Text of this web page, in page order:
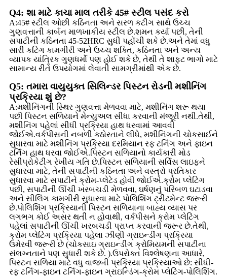
Q4: શા માટે કાચા માલ તરીકે 45# સ્ટીલ પસંદ કરો
A:45# સ્ટીલ ઓછી કઠિનતા અને સરળ કટીંગ સાથે ઉચ્ચ
ગુણવત્તાની કાર્બન માળખાકીય સ્ટીલ છે.શમન કર્યા પછી, તેની
સપાટીની કઠિનતા 45-52HRC સુધી પહોંચી શકે છે.અને તેમાં વધુ
સારી કટિંગ કામગીરી અને ઉચ્ચ શક્તિ, કઠિનતા અને અન્ય
વ્યાપક યાંત્રિક ગુણધર્મો પણ હોઈ શકે છે, તેથી તે શાફ્ટ ભાગો માટે
સામાન્ય રીતે ઉપયોગમાં લેવાતી સામગ્રીમાંથી એક છે.
Q5: તમારા વાયુયુક્ત સિલિન્ડર પિસ્ટન રોડની મશીનિંગ
પ્રક્રિયા શું છે?
A:મશીનિંગની સ્થિર ગુણવત્તા મેળવવા માટે, મશીનિંગ શરૂ થયા
પછી પિસ્ટન સળિયાને મેન્યુઅલ સીધા કરવાની મંજૂરી નથી.તેથી,
મશીનિંગ પહેલાં સીધી પ્રક્રિયા હાથ ધરવામાં આવવી
જોઈએ.વર્કપીસની નબળી કઠોરતાને લીધે, મશીનિંગની ચોકસાઈને
સુધારવા માટે મશીનિંગ પ્રક્રિયા દરમિયાન રફ ટર્નિંગ અને ફાઇન
ટર્નિંગ હાથ ધરવા જોઈએ.પિસ્ટન સળિયાનો કાર્યકારી મોડ
રેસીપ્રોકેટીંગ રેખીય ગતિ છે.પિસ્ટન સળિયાની સર્વિસ લાઇફને
સુધારવા માટે, તેની સપાટીની કઠિનતા અને વસ્ત્રો પ્રતિકાર
સુધારવા માટે સપાટીને ક્રોમ-પ્લેટેડ હોવી જોઈએ.ક્રોમ પ્લેટિંગ
પછી, સપાટીની ઊંચી ખરબચડી મેળવવા, ઘર્ષણનું પરિબળ ઘટાડવા
અને સીલિંગ કામગીરી સુધારવા માટે પોલિશિંગ ટ્રીટમેન્ટ જરૂરી
છે.પોલિશિંગ પ્રક્રિયાની પિસ્ટન સળિયાના બાહ્ય વ્યાસ પર
લગભગ કોઈ અસર થતી ન હોવાથી, વર્કપીસને ક્રોમ પ્લેટિંગ
પહેલાં સપાટીની ઊંચી ખરબચડી પ્રાપ્ત કરવાની જરૂર છે.તેથી,
ક્રોમ પ્લેટિંગ પ્રક્રિયા પહેલા ઝીણી ગ્રાઇન્ડીંગ પ્રક્રિયા
ઉમેરવી જરૂરી છે (ચોકસાઇ ગ્રાઇન્ડીંગ ક્રોમિયમની સપાટીના
સંલગ્નતાને પણ સુધારી શકે છે. ).ઉપરોક્ત વિશ્લેષણના આધારે,
પિસ્ટન સળિયા માટે વધુ વાજબી પ્રક્રિયા પ્રક્રિયાઓ છે: સીધી-
રફ ટર્નિંગ-ફાઇન ટર્નિંગ-ફાઇન ગ્રાઇન્ડિંગ-ક્રોમ પ્લેટિંગ-પોલિશિંગ.